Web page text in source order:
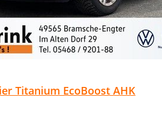
Titanium EcoBoost AHK